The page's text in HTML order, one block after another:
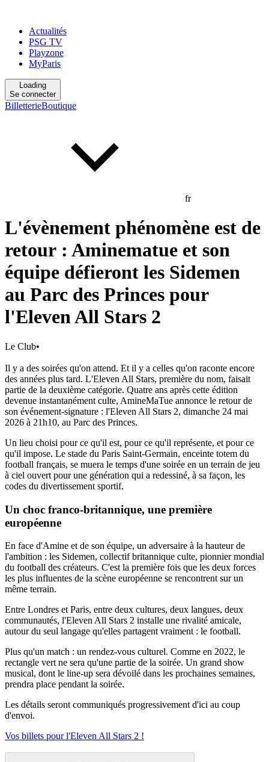
Actualités
PSG TV
Playzone
MyParis
Loading
Se connecter
BilletterieBoutique
fr
L'évènement phénomène est de
retour : Aminematue et son
équipe défieront les Sidemen
au Parc des Princes pour
l'Eleven All Stars 2
Le Club•
Il y a des soirées qu'on attend. Et il y a celles qu'on raconte encore
des années plus tard. L'Eleven All Stars, première du nom, faisait
partie de la deuxième catégorie. Quatre ans après cette édition
devenue instantanément culte, AmineMaTue annonce le retour de
son événement-signature : l'Eleven All Stars 2, dimanche 24 mai
2026 à 21h10, au Parc des Princes.
Un lieu choisi pour ce qu'il est, pour ce qu'il représente, et pour ce
qu'il impose. Le stade du Paris Saint-Germain, enceinte totem du
football français, se muera le temps d'une soirée en un terrain de jeu
à ciel ouvert pour une génération qui a redessiné, à sa façon, les
codes du divertissement sportif.
Un choc franco-britannique, une première
européenne
En face d'Amine et de son équipe, un adversaire à la hauteur de
l'ambition : les Sidemen, collectif britannique culte, pionnier mondial
du football des créateurs. C'est la première fois que les deux forces
les plus influentes de la scène européenne se rencontrent sur un
même terrain.
Entre Londres et Paris, entre deux cultures, deux langues, deux
communautés, l'Eleven All Stars 2 installe une rivalité amicale,
autour du seul langage qu'elles partagent vraiment : le football.
Plus qu'un match : un rendez-vous culturel. Comme en 2022, le
rectangle vert ne sera qu'une partie de la soirée. Un grand show
musical, dont le line-up sera dévoilé dans les prochaines semaines,
prendra place pendant la soirée.
Les détails seront communiqués progressivement d'ici au coup
d'envoi.
Vos billets pour l'Eleven All Stars 2 !